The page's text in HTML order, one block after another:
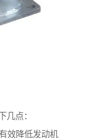
几点：
效降低发动机